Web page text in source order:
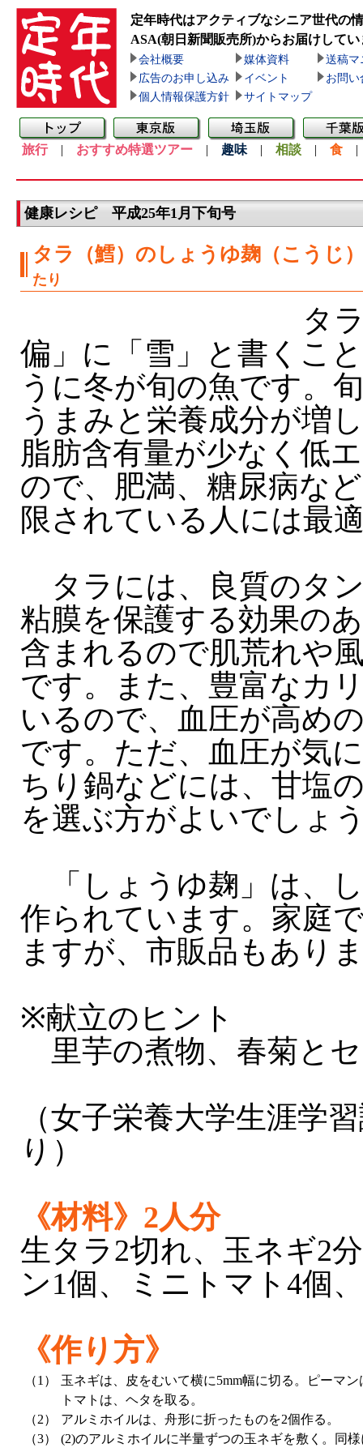
定年時代はアクティブなシニア世代の
ASA(朝日新聞販売所)からお届けしてい
会社概要 媒体資料
送稿マ
広告のお申し込み
イベント
お問い
個人情報保護方針
サイトマップ
旅行| おすすめ特選ツアー | 趣味 | 相談 | 食
健康レシピ 平成25年1月下旬号
タラ（鱈）のしょうゆ麹（こうじ
たり
タラ
偏」に「雪」と書くこ
うに冬が旬の魚です。
うまみと栄養成分が増
脂肪含有量が少なく低
ので、肥満、糖尿病な
限されている人には最
タラには、良質のタ
粘膜を保護する効果の
含まれるので肌荒れや
です。また、豊富なカ
いるので、血圧が高め
です。ただ、血圧が気
ちり鍋などには、甘塩
を選ぶ方がよいでしょ
「しょうゆ麹」は、
作られています。家庭
ますが、市販品もあり
※献立のヒント
里芋の煮物、春菊と
（女子栄養大学生涯学
り）
《材料》2人分
生タラ2切れ、玉ネギ2
ン1個、ミニトマト4個
《作り方》
（1）
玉ネギは、皮をむいて横に5mm幅に切る。ピーマ
トマトは、ヘタを取る。
（2）
アルミホイルは、舟形に折ったものを2個作る。
（3）
(2)のアルミホイルに半量ずつの玉ネギを敷く。同